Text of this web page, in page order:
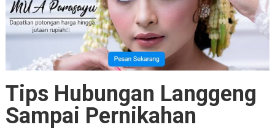
Tips Hubungan Langgeng
Sampai Pernikahan